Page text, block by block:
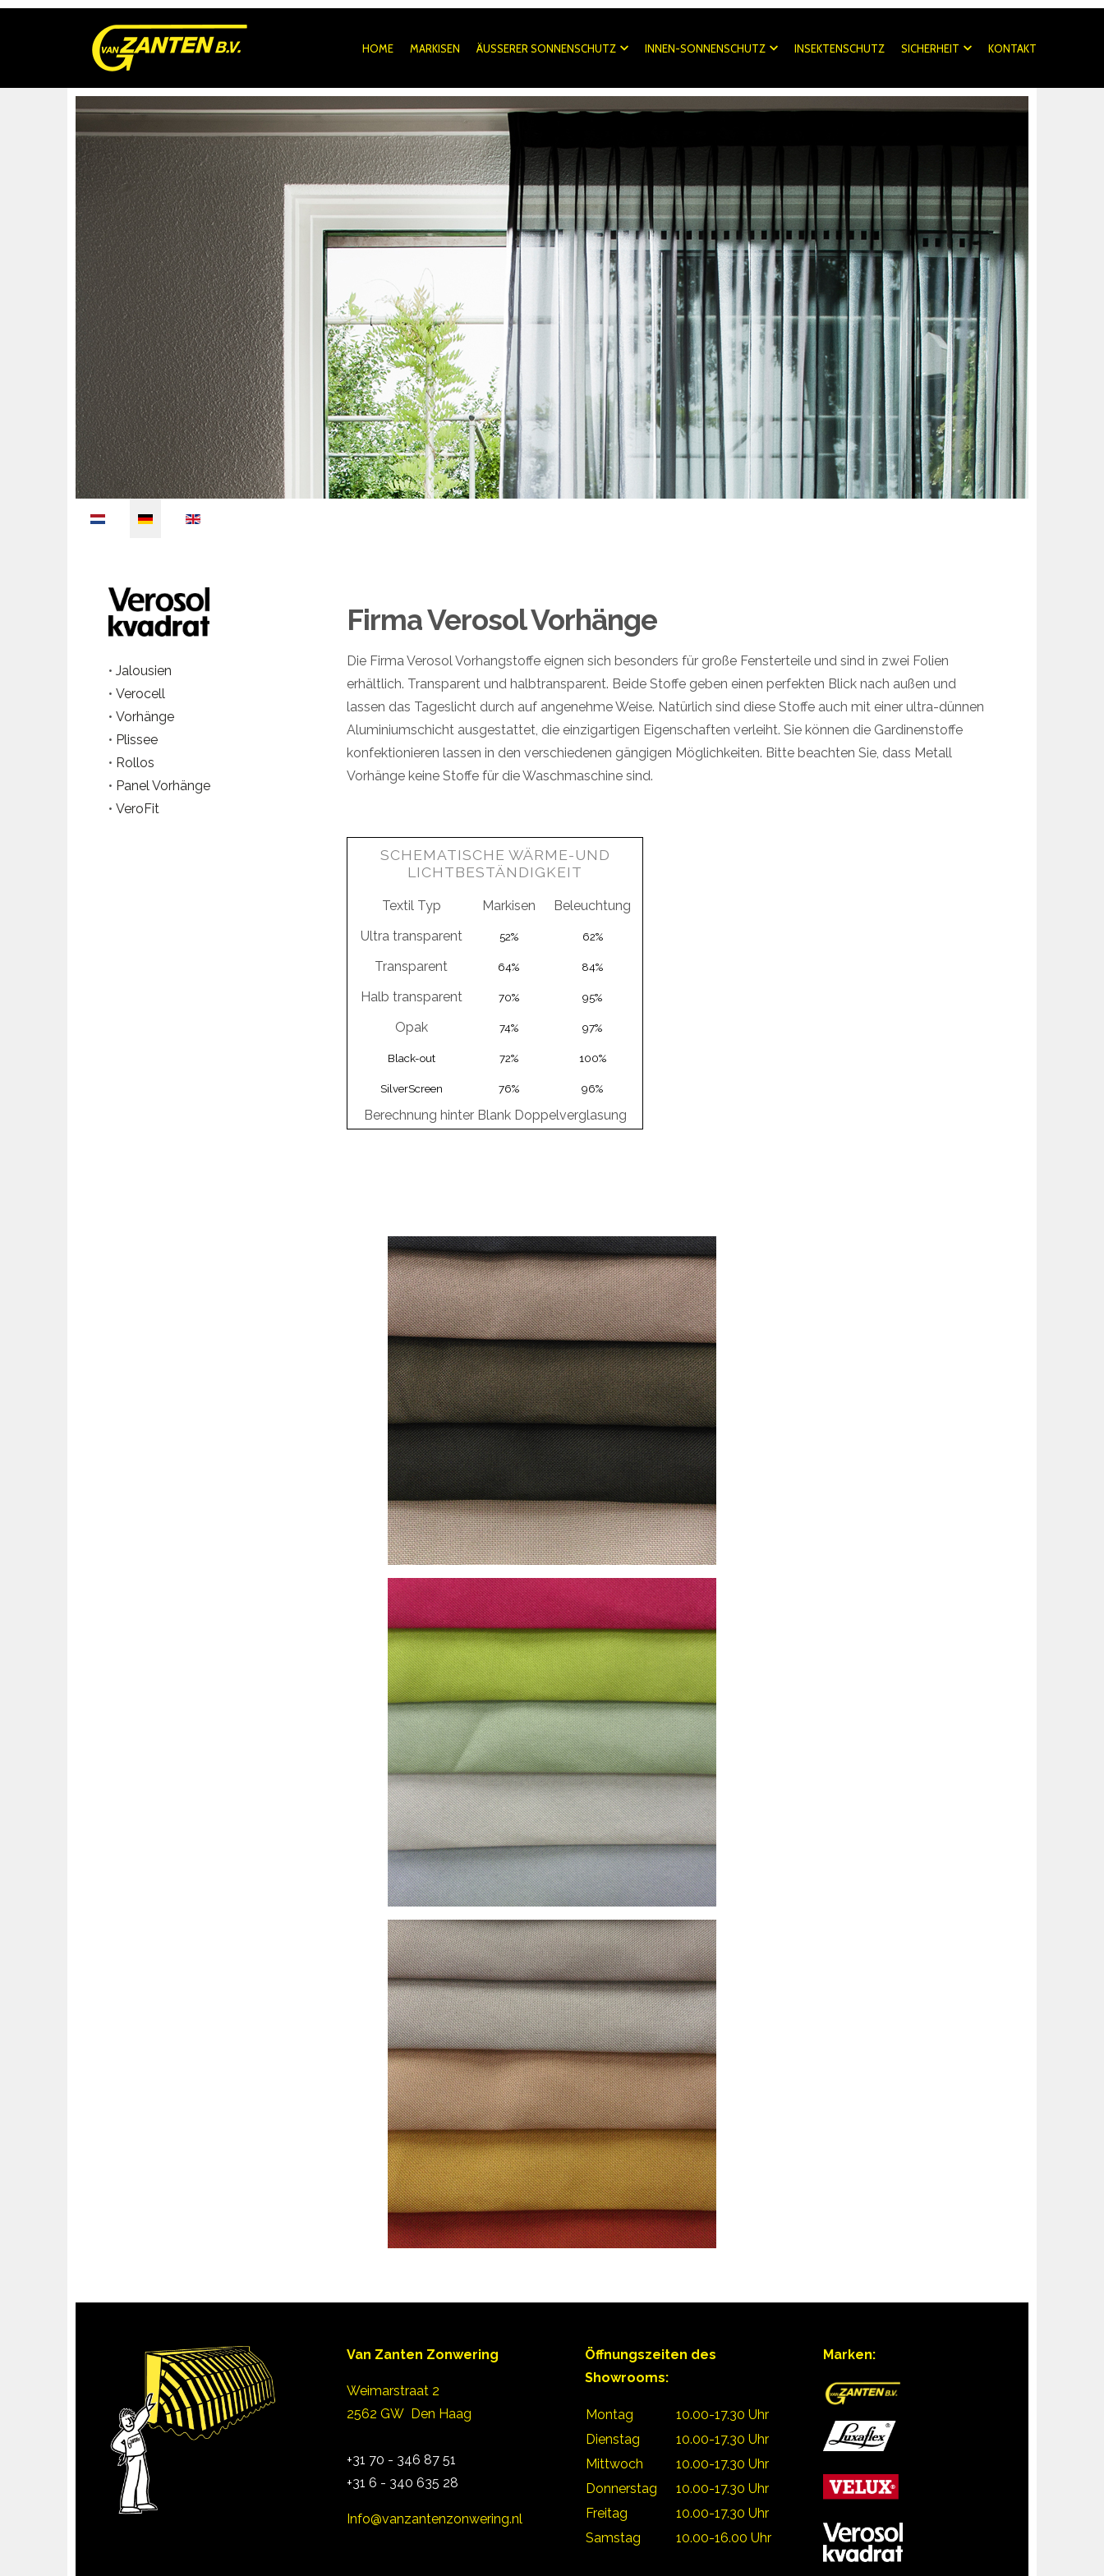
HOME MARKISEN ÄUSSERER SONNENSCHUTZ INNEN-SONNENSCHUTZ INSEKTENSCHUTZ SICHERHEIT KONTAKT
• Jalousien
• Verocell
• Vorhänge
• Plissee
• Rollos
• Panel Vorhänge
• VeroFit
Firma Verosol Vorhänge
Die Firma Verosol Vorhangstoffe eignen sich besonders für große Fensterteile und sind in zwei Folien
erhältlich. Transparent und halbtransparent. Beide Stoffe geben einen perfekten Blick nach außen und
lassen das Tageslicht durch auf angenehme Weise. Natürlich sind diese Stoffe auch mit einer ultra-dünnen
Aluminiumschicht ausgestattet, die einzigartigen Eigenschaften verleiht. Sie können die Gardinenstoffe
konfektionieren lassen in den verschiedenen gängigen Möglichkeiten. Bitte beachten Sie, dass Metall
Vorhänge keine Stoffe für die Waschmaschine sind.
SCHEMATISCHE WÄRME-UND
LICHTBESTÄNDIGKEIT
Textil Typ Markisen
Beleuchtung
Ultra transparent
52% 62%
Transparent 64% 84%
Halb transparent 70% 95%
Opak 74% 97%
Black-out 72% 100%
SilverScreen 76% 96%
Berechnung hinter Blank Doppelverglasung
Van Zanten Zonwering
Weimarstraat 2
2562 GW Den Haag
+31 70 - 346 87 51
+31 6 - 340 635 28
Info@vanzantenzonwering.nl
Öffnungszeiten des
Showrooms:
Montag
10.00-17.30 Uhr
Dienstag
10.00-17.30 Uhr
Mittwoch
10.00-17.30 Uhr
Donnerstag
10.00-17.30 Uhr
Freitag
10.00-17.30 Uhr
Samstag
10.00-16.00 Uhr
Marken: